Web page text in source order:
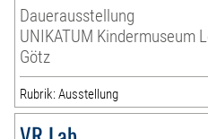
Dauerausstellung
UNIKATUM Kindermuseum
Götz
Rubrik: Ausstellung